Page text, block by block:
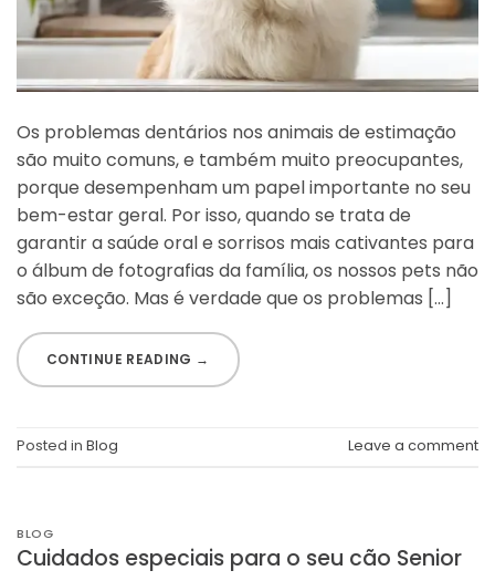
Os problemas dentários nos animais de estimação
são muito comuns, e também muito preocupantes,
porque desempenham um papel importante no seu
bem-estar geral. Por isso, quando se trata de
garantir a saúde oral e sorrisos mais cativantes para
o álbum de fotografias da família, os nossos pets não
são exceção. Mas é verdade que os problemas […]
CONTINUE READING →
Posted in Blog Leave a comment
BLOG
Cuidados especiais para o seu cão Senior